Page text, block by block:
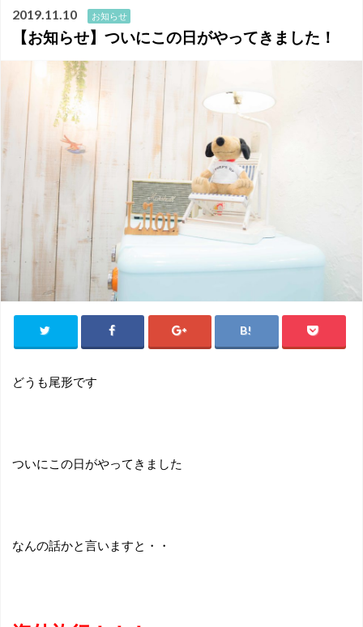
2019.11.10 お知らせ
【お知らせ】ついにこの日がやってきました！
どうも尾形です
ついにこの日がやってきました
なんの話かと言いますと・・